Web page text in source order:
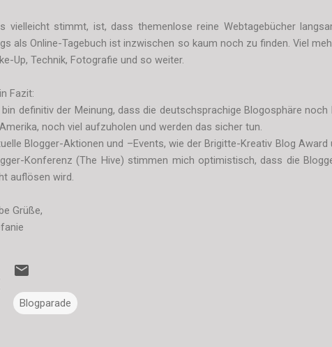
vielleicht stimmt, ist, dass themenlose reine Webtagebücher
als Online-Tagebuch ist inzwischen so kaum noch zu finden. Viel
Up, Technik, Fotografie und so weiter.
Fazit:
bin definitiv der Meinung, dass die deutschsprachige Blogosphäre
noch viel aufzuholen und werden das sicher tun.
Blogger-Aktionen und –Events, wie der Brigitte-Kreativ Blog
Konferenz (The Hive) stimmen mich optimistisch, dass die
auflösen wird.
Grüße,
Blogparade